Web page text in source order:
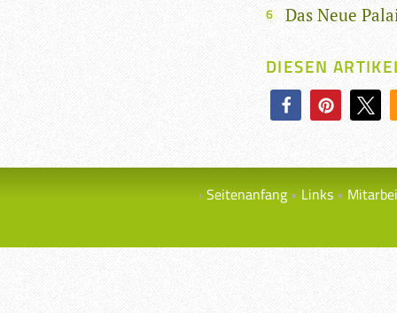
Das Neue
DIESEN
Seitenanfang Links